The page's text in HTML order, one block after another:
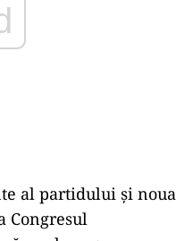
al partidului şi noua
Congresul